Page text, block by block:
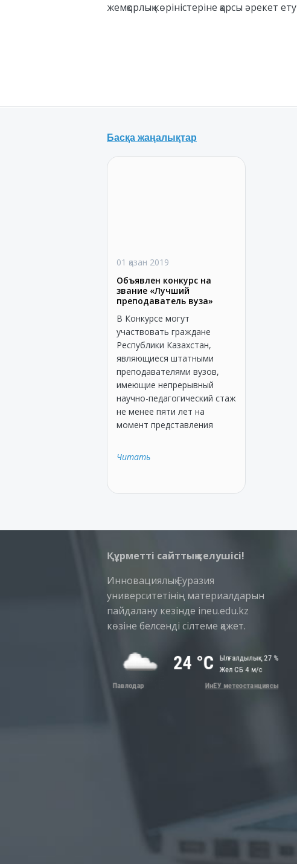
жемқорлық көріністеріне қарсы
Басқа жаңалықтар
01 қазан 2019
Объявлен конкурс на
звание «Лучший
преподаватель вуза»
В Конкурсе могут
участвовать граждане
Республики Казахстан,
являющиеся штатными
преподавателями вузов,
имеющие непрерывный
научно-педагогический стаж
не менее пяти лет на
момент представления
Читать
Құрметті сайттың келушісі!
Инновациялық Еуразия
университетінің материалдарын
пайдалану кезінде ineu.edu.kz
көзіне белсенді сілтеме қажет.